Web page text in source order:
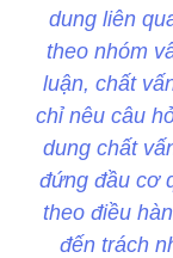
dung liên
theo nhóm
luận, chất
chỉ nêu câu
dung chất
đứng đầu cơ
theo điều
đến trách